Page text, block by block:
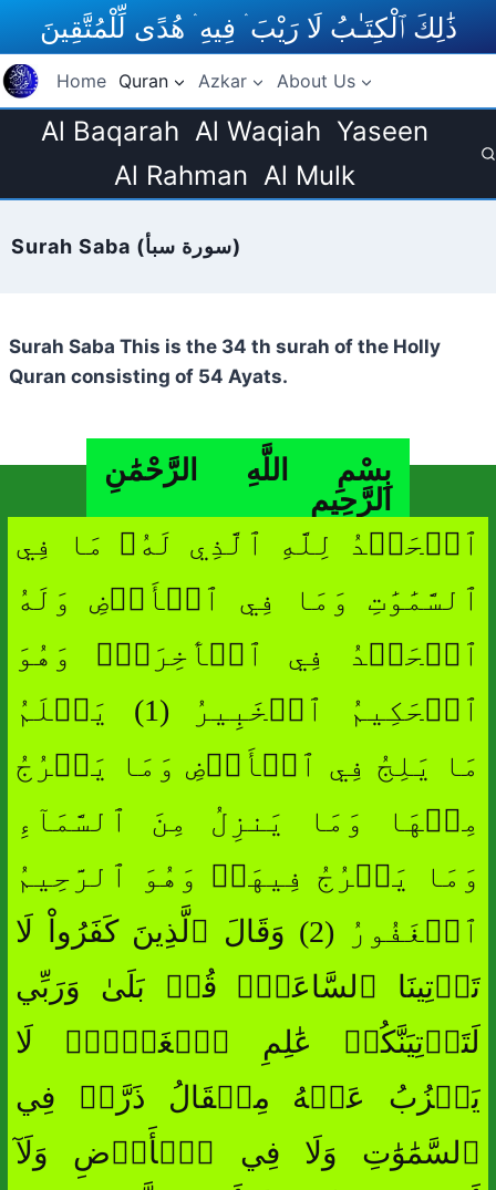
content
ذَٰلِكَ ٱلْكِتَـٰبُ لَا رَيْبَ ۛ فِيهِ ۛ هُدًى لِّلْمُتَّقِينَ
Home Quran Azkar About Us
Al Baqarah Al Waqiah Yaseen
Al Rahman Al Mulk
Surah Saba (سورة سبأ)
Surah Saba This is the 34 th surah of the Holly
Quran consisting of 54 Ayats.
بِسْمِ اللَّهِ الرَّحْمَٰنِ
الرَّحِيمِ
ٱلۡحَمۡدُ لِلَّهِ ٱلَّذِي لَهُۥ مَا فِي
ٱلسَّمَٰوَٰتِ وَمَا فِي ٱلۡأَرۡضِ وَلَهُ
ٱلۡحَمۡدُ فِي ٱلۡأٓخِرَةِۚ وَهُوَ
ٱلۡحَكِيمُ ٱلۡخَبِيرُ (1) يَعۡلَمُ
مَا يَلِجُ فِي ٱلۡأَرۡضِ وَمَا يَخۡرُجُ
مِنۡهَا وَمَا يَنزِلُ مِنَ ٱلسَّمَآءِ
وَمَا يَعۡرُجُ فِيهَاۚ وَهُوَ ٱلرَّحِيمُ
ٱلۡغَفُورُ (2) وَقَالَ ٱلَّذِينَ كَفَرُواْ لَا
تَأۡتِينَا ٱلسَّاعَةُۖ قُلۡ بَلَىٰ وَرَبِّي
لَتَأۡتِيَنَّكُمۡ عَٰلِمِ ٱلۡغَيۡبِۖ لَا
يَعۡزُبُ عَنۡهُ مِثۡقَالُ ذَرَّةٖ فِي
ٱلسَّمَٰوَٰتِ وَلَا فِي ٱلۡأَرۡضِ وَلَآ